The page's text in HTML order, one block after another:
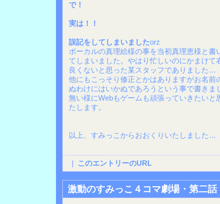
で！
実は！！
誤記をしてしまいましたorz
ボーカルの真理絵様の事を当初真理恵様と書
てしまいました。やはり忙しいのにかまけて
良くないと思った某スタッフでありました…
他にもこっそり修正とかはありますがお名前
ぬわけにはいかぬであろうという事で書きま
無い様にWebもゲームも頑張っていきたいと
たします。
以上、すみっこからおおくりいたしました…
| このエントリーのURL
激動のすみっこ４コマ劇場・第二